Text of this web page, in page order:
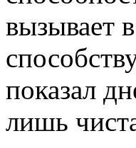
вызывает
показал
лишь